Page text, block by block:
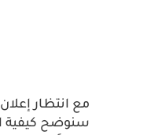
مع انتظار إعلان